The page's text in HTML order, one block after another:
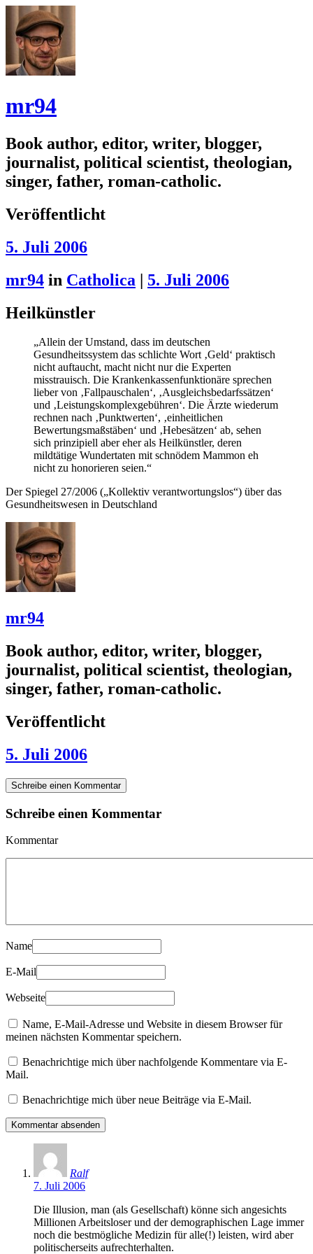
mr94
Book author, editor, writer, blogger,
journalist, political scientist, theologian,
singer, father, roman-catholic.
Veröffentlicht
5. Juli 2006
mr94 in Catholica | 5. Juli 2006
Heilkünstler
„Allein der Umstand, dass im deutschen
Gesundheitssystem das schlichte Wort ‚Geld‘ praktisch
nicht auftaucht, macht nicht nur die Experten
misstrauisch. Die Krankenkassenfunktionäre sprechen
lieber von ‚Fallpauschalen‘, ‚Ausgleichsbedarfssätzen‘
und ‚Leistungskomplexgebühren‘. Die Ärzte wiederum
rechnen nach ‚Punktwerten‘, ‚einheitlichen
Bewertungsmaßstäben‘ und ‚Hebesätzen‘ ab, sehen
sich prinzipiell aber eher als Heilkünstler, deren
mildtätige Wundertaten mit schnödem Mammon eh
nicht zu honorieren seien.“
Der Spiegel 27/2006 („Kollektiv verantwortungslos“) über das
Gesundheitswesen in Deutschland
mr94
Book author, editor, writer, blogger,
journalist, political scientist, theologian,
singer, father, roman-catholic.
Veröffentlicht
5. Juli 2006
Schreibe einen Kommentar
Schreibe einen Kommentar
Kommentar
Name
E-Mail
Webseite
Name, E-Mail-Adresse und Website in diesem Browser für
meinen nächsten Kommentar speichern.
Benachrichtige mich über nachfolgende Kommentare via E-
Mail.
Benachrichtige mich über neue Beiträge via E-Mail.
Ralf
7. Juli 2006
Die Illusion, man (als Gesellschaft) könne sich angesichts
Millionen Arbeitsloser und der demographischen Lage immer
noch die bestmögliche Medizin für alle(!) leisten, wird aber
politischerseits aufrechterhalten.